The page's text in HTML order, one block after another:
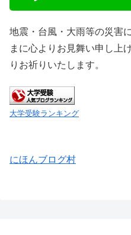
地震・台風・大雨等の災害
まに心よりお見舞い申し上
りお祈りいたします。
大学受験ランキング
にほんブログ村